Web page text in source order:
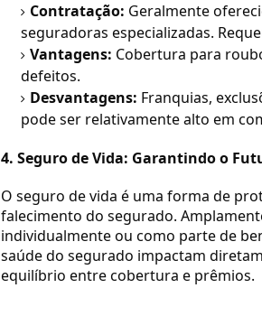
Contratação: Geralmente
seguradoras especializadas.
Vantagens: Cobertura para
defeitos.
Desvantagens: Franquias,
pode ser relativamente alto em
4. Seguro de Vida: Garantindo o
O seguro de vida é uma forma de
falecimento do segurado.
individualmente ou como parte de
saúde do segurado impactam
equilíbrio entre cobertura e prêmios.